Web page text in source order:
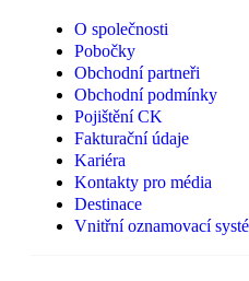
O společnosti
Pobočky
Obchodní partneři
Obchodní podmínky
Pojištění CK
Fakturační údaje
Kariéra
Kontakty pro média
Destinace
Vnitřní oznamovací